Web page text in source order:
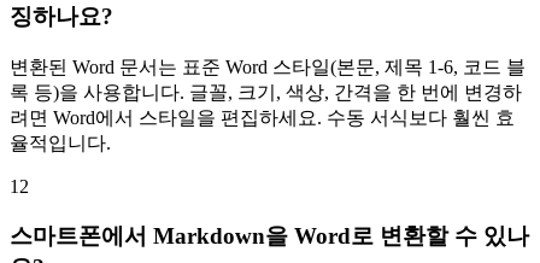
징하나요?
변환된 Word 문서는 표준 Word 스타일(본문, 제목 1-6, 코드 블
록 등)을 사용합니다. 글꼴, 크기, 색상, 간격을 한 번에 변경하
려면 Word에서 스타일을 편집하세요. 수동 서식보다 훨씬 효
율적입니다.
12
스마트폰에서 Markdown을 Word로 변환할 수 있나